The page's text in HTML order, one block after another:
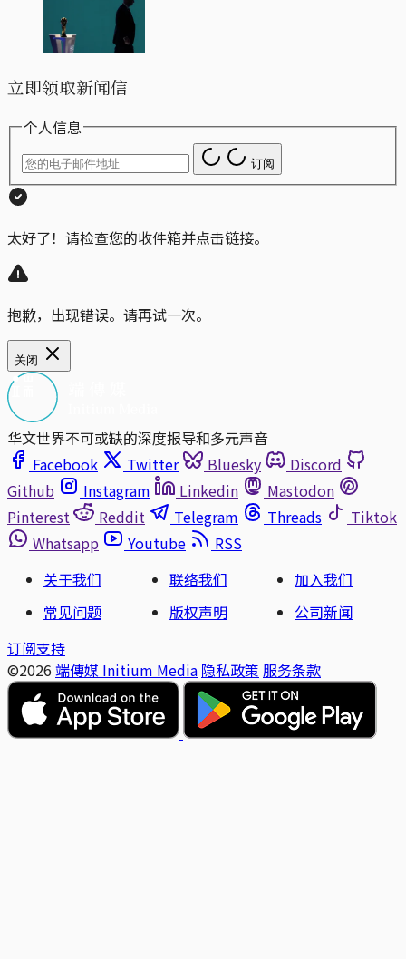
立即领取新闻信
个人信息
订阅
太好了！请检查您的收件箱并点击链接。
抱歉，出现错误。请再试一次。
关闭
华文世界不可或缺的深度报导和多元声音
Facebook
Twitter Bluesky
Discord
Github
Instagram Linkedin
Mastodon
Pinterest
Reddit Telegram Threads
Tiktok
Whatsapp
Youtube
RSS
关于我们
联络我们
加入我们
常见问题
版权声明
公司新闻
订阅支持
©2026 端傳媒 Initium Media 隐私政策 服务条款